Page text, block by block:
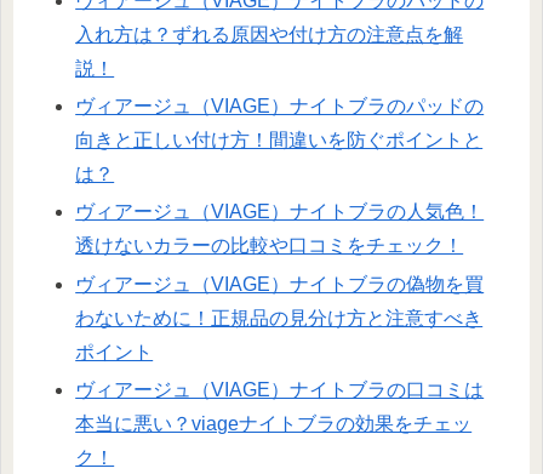
入れ方は？ずれる原因や付け方の注意点を解
説！
ヴィアージュ（VIAGE）ナイトブラのパッドの
向きと正しい付け方！間違いを防ぐポイントと
は？
ヴィアージュ（VIAGE）ナイトブラの人気色！
透けないカラーの比較や口コミをチェック！
ヴィアージュ（VIAGE）ナイトブラの偽物を買
わないために！正規品の見分け方と注意すべき
ポイント
ヴィアージュ（VIAGE）ナイトブラの口コミは
本当に悪い？viageナイトブラの効果をチェッ
ク！